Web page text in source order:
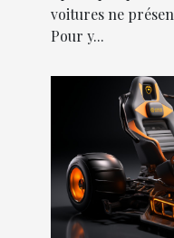
voitures ne
Pour y...